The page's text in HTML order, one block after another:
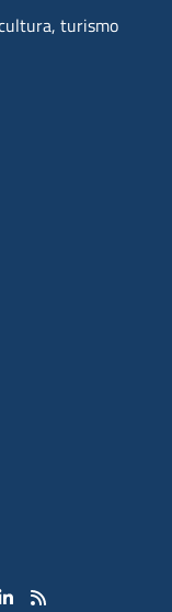
turismo